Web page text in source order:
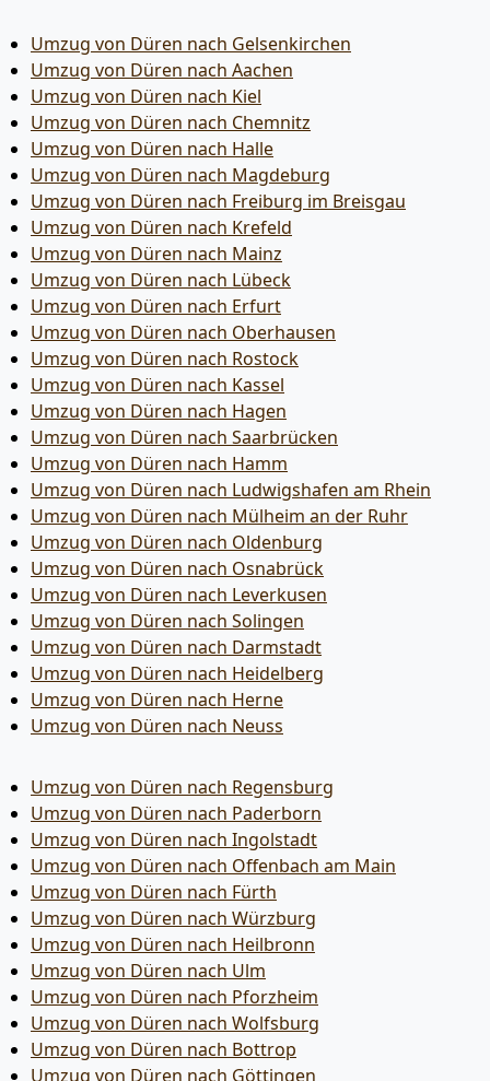
Umzug von Düren nach Gelsenkirchen
Umzug von Düren nach Aachen
Umzug von Düren nach Kiel
Umzug von Düren nach Chemnitz
Umzug von Düren nach Halle
Umzug von Düren nach Magdeburg
Umzug von Düren nach Freiburg im Breisgau
Umzug von Düren nach Krefeld
Umzug von Düren nach Mainz
Umzug von Düren nach Lübeck
Umzug von Düren nach Erfurt
Umzug von Düren nach Oberhausen
Umzug von Düren nach Rostock
Umzug von Düren nach Kassel
Umzug von Düren nach Hagen
Umzug von Düren nach Saarbrücken
Umzug von Düren nach Hamm
Umzug von Düren nach Ludwigshafen am Rhein
Umzug von Düren nach Mülheim an der Ruhr
Umzug von Düren nach Oldenburg
Umzug von Düren nach Osnabrück
Umzug von Düren nach Leverkusen
Umzug von Düren nach Solingen
Umzug von Düren nach Darmstadt
Umzug von Düren nach Heidelberg
Umzug von Düren nach Herne
Umzug von Düren nach Neuss
Umzug von Düren nach Regensburg
Umzug von Düren nach Paderborn
Umzug von Düren nach Ingolstadt
Umzug von Düren nach Offenbach am Main
Umzug von Düren nach Fürth
Umzug von Düren nach Würzburg
Umzug von Düren nach Heilbronn
Umzug von Düren nach Ulm
Umzug von Düren nach Pforzheim
Umzug von Düren nach Wolfsburg
Umzug von Düren nach Bottrop
Umzug von Düren nach Göttingen